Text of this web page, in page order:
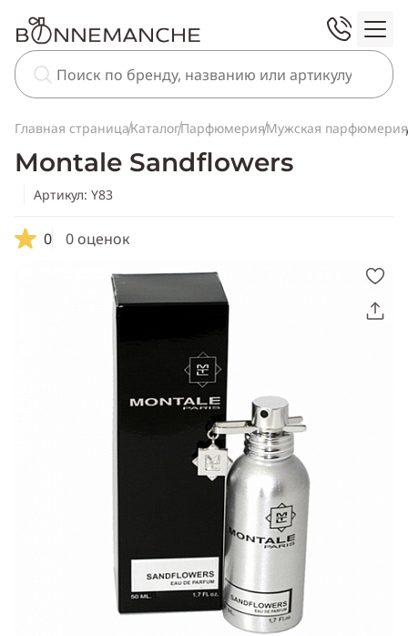
Главная страницаКаталогПарфюмерияМужская парфюмерия
Montale Sandflowers
Артикул: Y83
0 0 оценок
Telegram
WhatsApp
Viber
ВКонтакте
Одноклассники